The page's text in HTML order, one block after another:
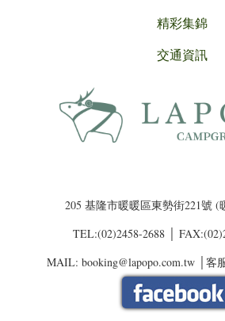
精彩集錦
交通資訊
205 基隆市暖暖區東勢街221號 (
TEL:(02)2458-2688 │
MAIL: booking@lapopo.com.tw │客